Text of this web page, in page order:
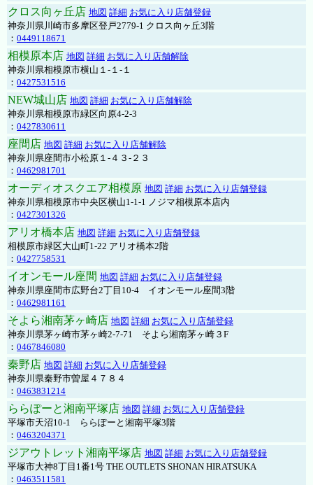
クロス向ヶ丘店 地図 詳細 お気に入り店舗登録
神奈川県川崎市多摩区登戸2779-1 クロス向ヶ丘3階
： 0449118671
相模原本店 地図 詳細 お気に入り店舗解除
神奈川県相模原市横山１-１-１
： 0427531516
NEW城山店 地図 詳細 お気に入り店舗解除
神奈川県相模原市緑区向原4-2-3
： 0427830611
座間店 地図 詳細 お気に入り店舗解除
神奈川県座間市小松原１-４３-２３
： 0462981701
オーディオスクエア相模原 地図 詳細 お気に入り店舗登録
神奈川県相模原市中央区横山1-1-1 ノジマ相模原本店内
： 0427301326
アリオ橋本店 地図 詳細 お気に入り店舗登録
相模原市緑区大山町1-22 アリオ橋本2階
： 0427758531
イオンモール座間 地図 詳細 お気に入り店舗登録
神奈川県座間市広野台2丁目10-4 イオンモール座間3階
： 0462981161
そよら湘南茅ヶ崎店 地図 詳細 お気に入り店舗登録
神奈川県茅ヶ崎市茅ヶ崎2‐7‐71 そよら湘南茅ヶ崎３F
： 0467846080
秦野店 地図 詳細 お気に入り店舗登録
神奈川県秦野市曽屋４７８４
： 0463831214
ららぽーと湘南平塚店 地図 詳細 お気に入り店舗登録
平塚市天沼10-1 ららぽーと湘南平塚3階
： 0463204371
ジアウトレット湘南平塚店 地図 詳細 お気に入り店舗登録
平塚市大神8丁目1番1号 THE OUTLETS SHONAN HIRATSUKA
： 0463511581